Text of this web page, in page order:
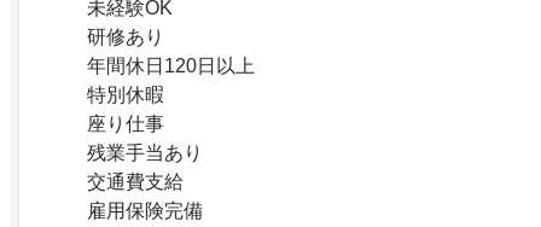
未経験OK
研修あり
年間休日120日以上
特別休暇
座り仕事
残業手当あり
交通費支給
雇用保険完備